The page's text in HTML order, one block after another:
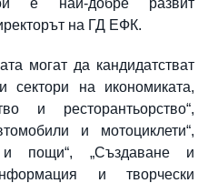
на ГД ЕФК.
могат да кандидатстват
сектори на икономиката,
и ресторантьорство“,
и мотоциклети“,
и пощи“, „Създаване и
и творчески